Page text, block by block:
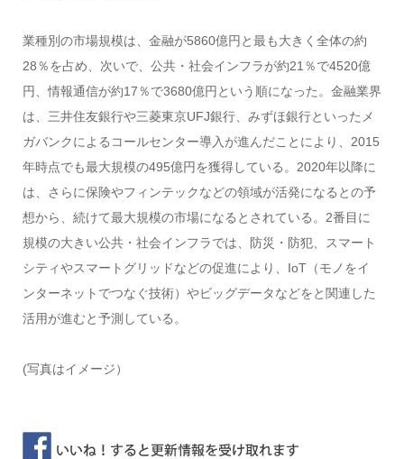
業種別の市場規模は、金融が5860億円と最も大きく全体の約
28％を占め、次いで、公共・社会インフラが約21％で4520億
円、情報通信が約17％で3680億円という順になった。金融業界
は、三井住友銀行や三菱東京UFJ銀行、みずほ銀行といったメ
ガバンクによるコールセンター導入が進んだことにより、2015
年時点でも最大規模の495億円を獲得している。2020年以降に
は、さらに保険やフィンテックなどの領域が活発になるとの予
想から、続けて最大規模の市場になるとされている。2番目に
規模の大きい公共・社会インフラでは、防災・防犯、スマート
シティやスマートグリッドなどの促進により、IoT（モノをイ
ンターネットでつなぐ技術）やビッグデータなどをと関連した
活用が進むと予測している。
(写真はイメージ）